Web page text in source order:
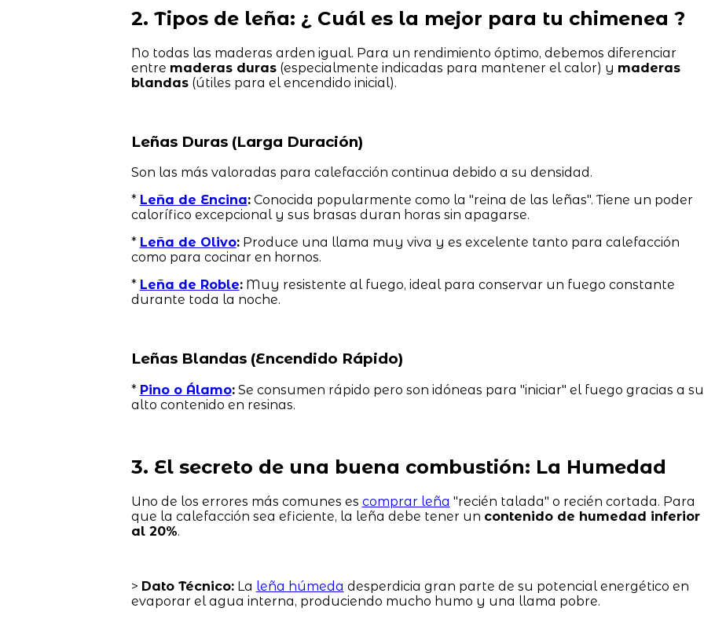
2. Tipos de leña: ¿ Cuál es la mejor para tu chimenea ?
No todas las maderas arden igual. Para un rendimiento óptimo, debemos diferenciar
entre maderas duras(especialmente indicadas para mantener el calor) y maderas
blandas(útiles para el encendido inicial).
Leñas Duras (Larga Duración)
Son las más valoradas para calefacción continua debido a su densidad.
* Leña de Encina:Conocida popularmente como la "reina de las leñas". Tiene un poder
calorífico excepcional y sus brasas duran horas sin apagarse.
* Leña de Olivo:Produce una llama muy viva y es excelente tanto para calefacción
como para cocinar en hornos.
* Leña de Roble:Muy resistente al fuego, ideal para conservar un fuego constante
durante toda la noche.
Leñas Blandas (Encendido Rápido)
* Pino o Álamo:Se consumen rápido pero son idóneas para "iniciar" el fuego gracias a su
alto contenido en resinas.
3. El secreto de una buena combustión: La Humedad
Uno de los errores más comunes es comprar leña "recién talada" o recién cortada. Para
que la calefacción sea eficiente, la leña debe tener un contenido de humedad inferior
al 20%.
> Dato Técnico:La leña húmeda desperdicia gran parte de su potencial energético en
evaporar el agua interna, produciendo mucho humo y una llama pobre.